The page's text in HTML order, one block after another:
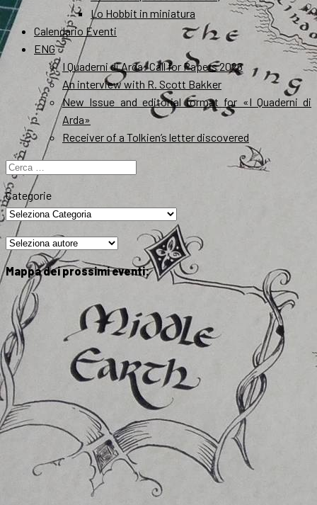
Lo Hobbit in miniatura
Calendario Eventi
ENG
I Quaderni di Arda: Call for Papers 2026
An interview with R. Scott Bakker
New Issue and editorial format for «I Quaderni di
Arda»
Receiver of a Tolkien’s letter discovered
Ricerca
per:
Categorie
Mappa dei prossimi eventi: